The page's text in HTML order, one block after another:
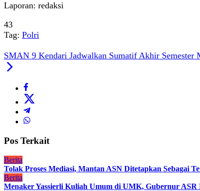
Laporan: redaksi
43
Tag: Polri
SMAN 9 Kendari Jadwalkan Sumatif Akhir Semester
Pos Terkait
Berita
Tolak Proses Mediasi, Mantan ASN Ditetapkan Sebagai
Berita
Menaker Yassierli Kuliah Umum di UMK, Gubernur